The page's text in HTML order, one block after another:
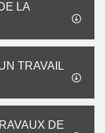
LA
TRAVAIL
DE